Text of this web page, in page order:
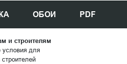
ОБОИ PDF
и строителям
для